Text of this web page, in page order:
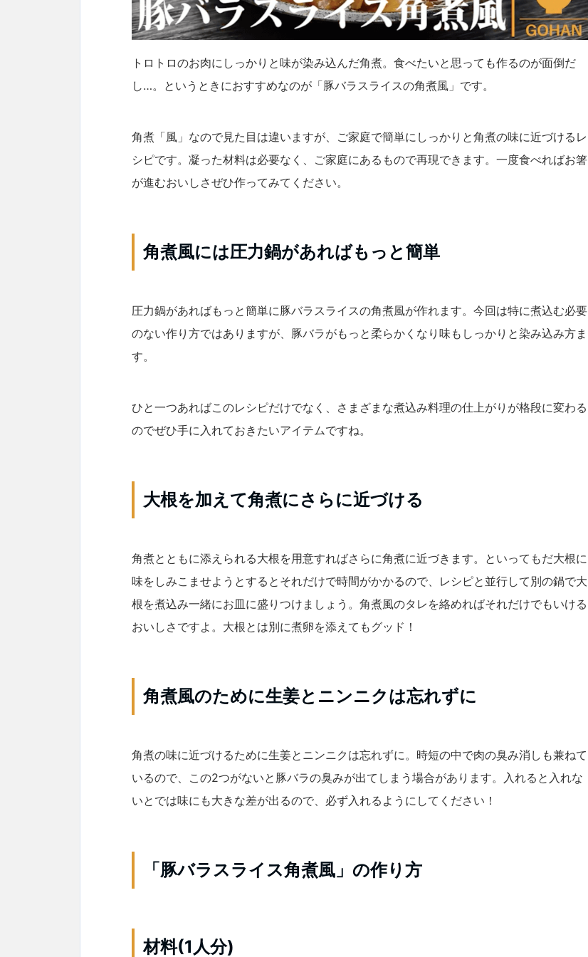
トロトロのお肉にしっかりと味が染み込んだ角煮。食べたいと思っても作るのが面倒だ
し…。というときにおすすめなのが「豚バラスライスの角煮風」です。
角煮「風」なので見た目は違いますが、ご家庭で簡単にしっかりと角煮の味に近づけるレ
シピです。凝った材料は必要なく、ご家庭にあるもので再現できます。一度食べればお箸
が進むおいしさぜひ作ってみてください。
角煮風には圧力鍋があればもっと簡単
圧力鍋があればもっと簡単に豚バラスライスの角煮風が作れます。今回は特に煮込む必要
のない作り方ではありますが、豚バラがもっと柔らかくなり味もしっかりと染み込み方ま
す。
ひと一つあればこのレシピだけでなく、さまざまな煮込み料理の仕上がりが格段に変わる
のでぜひ手に入れておきたいアイテムですね。
大根を加えて角煮にさらに近づける
角煮とともに添えられる大根を用意すればさらに角煮に近づきます。といってもだ大根に
味をしみこませようとするとそれだけで時間がかかるので、レシピと並行して別の鍋で大
根を煮込み一緒にお皿に盛りつけましょう。角煮風のタレを絡めればそれだけでもいける
おいしさですよ。大根とは別に煮卵を添えてもグッド！
角煮風のために生姜とニンニクは忘れずに
角煮の味に近づけるために生姜とニンニクは忘れずに。時短の中で肉の臭み消しも兼ねて
いるので、この2つがないと豚バラの臭みが出てしまう場合があります。入れると入れな
いとでは味にも大きな差が出るので、必ず入れるようにしてください！
「豚バラスライス角煮風」の作り方
材料(1人分)